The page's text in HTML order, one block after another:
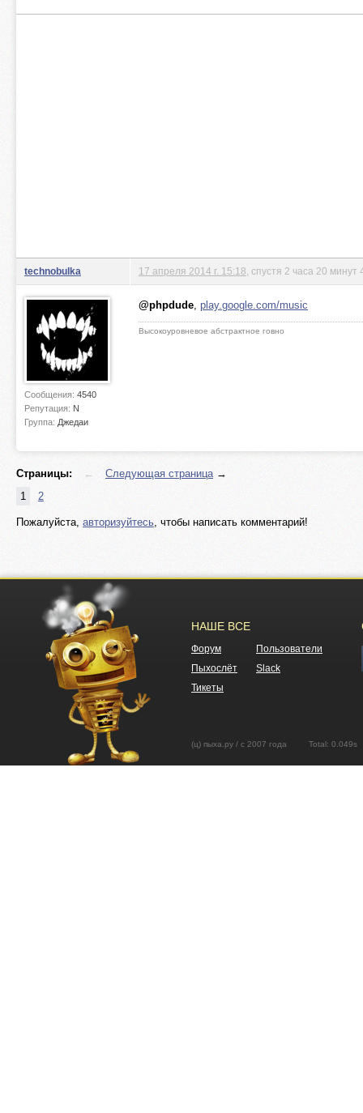
technobulka
Сообщения: 4540
Репутация: N
Группа: Джедаи
17 апреля 2014 г. 15:18 , спустя 2 часа 20 минут
@phpdude, play.google.com/music
Высокоуровневое абстрактное говно
Страницы: ← Следующая страница→
1
2
Пожалуйста, авторизуйтесь, чтобы написать комментарий!
НАШЕ ВСЕ
Форум
Пользователи
Пыхослёт
Slack
Тикеты
(ц) пыха.ру / с 2007 года Total: